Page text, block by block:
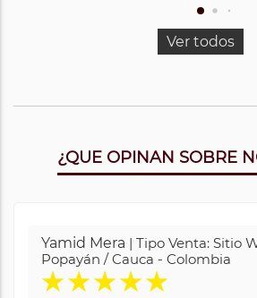
Ver todos
¿QUE OPINAN SOBRE
Yamid Mera | Tipo Venta: Sitio
Popayán / Cauca - Colombia
★★★★★